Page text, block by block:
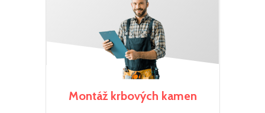
Montáž krbových kamen